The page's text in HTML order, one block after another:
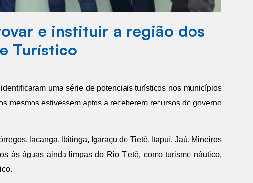
e instituir a região dos
Turístico
uma série de potenciais turísticos nos municípios
mesmos estivessem aptos a receberem recursos do governo
Iacanga, Ibitinga, Igaraçu do Tietê, Itapuí, Jaú, Mineiros
às águas ainda limpas do Rio Tietê, como turismo náutico,